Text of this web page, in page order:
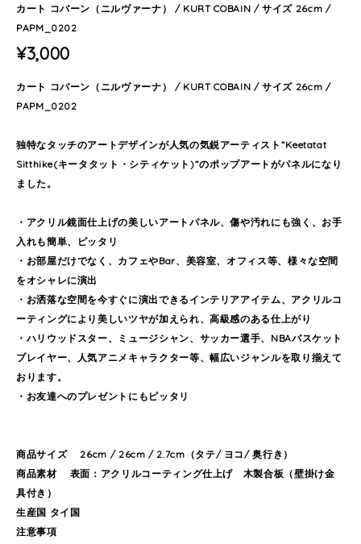
カート コバーン（ニルヴァーナ） / KURT COBAIN / サイズ 26cm /
PAPM_0202
¥3,000
カート コバーン（ニルヴァーナ） / KURT COBAIN / サイズ 26cm /
PAPM_0202
独特なタッチのアートデザインが人気の気鋭アーティスト”Keetatat
Sitthike(キータタット・シティケット)”のポップアートがパネルになり
ました。
・アクリル鏡面仕上げの美しいアートパネル、傷や汚れにも強く、お手
入れも簡単、ピッタリ
・お部屋だけでなく、カフェやBar、美容室、オフィス等、様々な空間
をオシャレに演出
・お洒落な空間を今すぐに演出できるインテリアアイテム、アクリルコ
ーティングにより美しいツヤが加えられ、高級感のある仕上がり
・ハリウッドスター、ミュージシャン、サッカー選手、NBAバスケット
プレイヤー、人気アニメキャラクター等、幅広いジャンルを取り揃えて
おります。
・お友達へのプレゼントにもピッタリ
商品サイズ 26cm / 26cm / 2.7cm（タテ/ ヨコ/ 奥行き）
商品素材 表面：アクリルコーティング仕上げ 木製合板（壁掛け金
具付き）
生産国 タイ国
注意事項